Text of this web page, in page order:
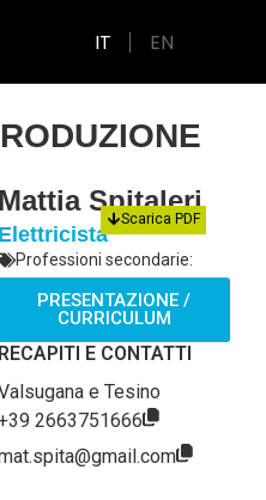
IT EN
Scarica PDF
Mattia Spitaleri
Elettricista
Professioni secondarie:
PRESENTAZIONE /
CURRICULUM
RECAPITI E CONTATTI
e Tesino
2663751666